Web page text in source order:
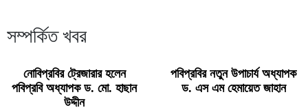
সম্পর্কিত খবর
নোবিপ্রবির ট্রেজারার হলেন
পবিপ্রবি অধ্যাপক ড. মো. হাছান
উদ্দীন
পবিপ্রবির নতুন উপাচার্য অধ্যাপক
ড. এস এম হেমায়েত জাহান